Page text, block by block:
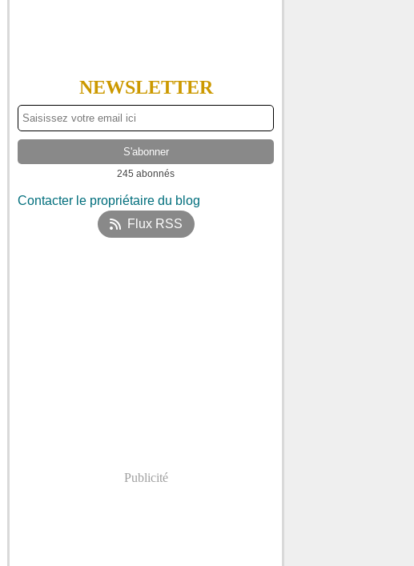
NEWSLETTER
245 abonnés
Contacter le propriétaire du blog
Flux RSS
Publicité